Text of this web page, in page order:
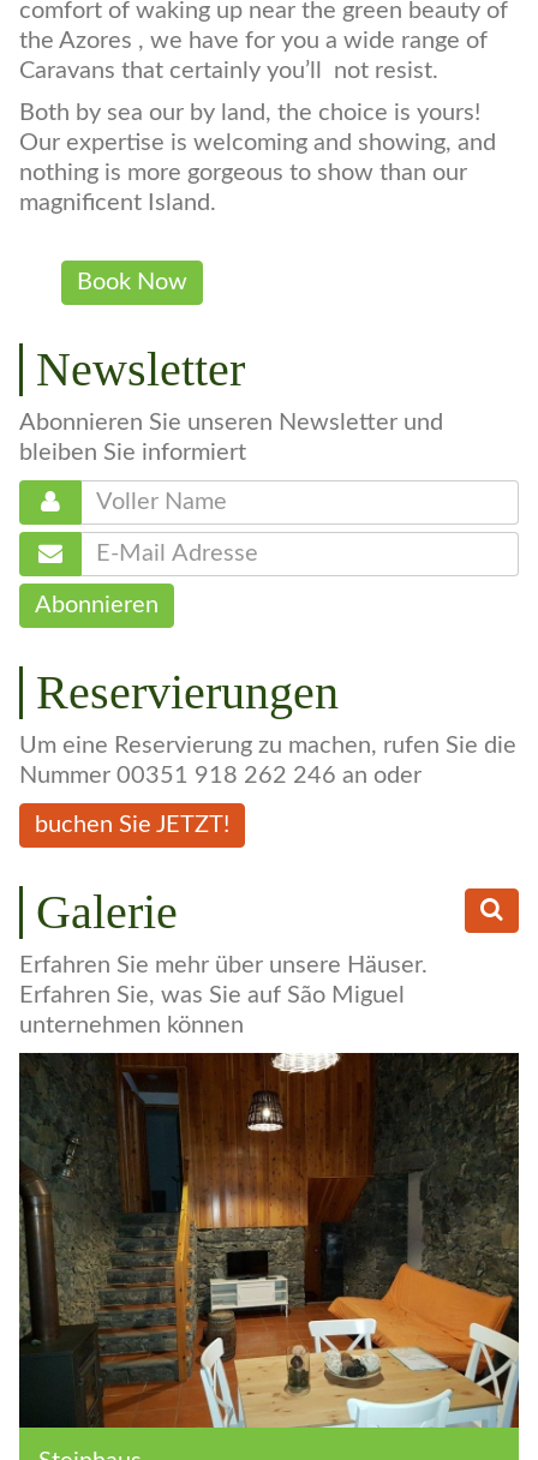
quads. If you prefer the convenience and
comfort of waking up near the green beauty of
the Azores , we have for you a wide range of
Caravans that certainly you’ll not resist.
Both by sea our by land, the choice is yours!
Our expertise is welcoming and showing, and
nothing is more gorgeous to show than our
Newsletter
Abonnieren Sie unseren Newsletter und
bleiben Sie informiert
Reservierungen
Um eine Reservierung zu machen, rufen Sie die
Nummer 00351 918 262 246 an oder
Galerie
Erfahren Sie mehr über unsere Häuser.
Erfahren Sie, was Sie auf São Miguel
unternehmen können